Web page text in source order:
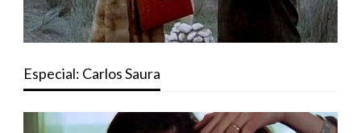
Especial: Carlos Saura